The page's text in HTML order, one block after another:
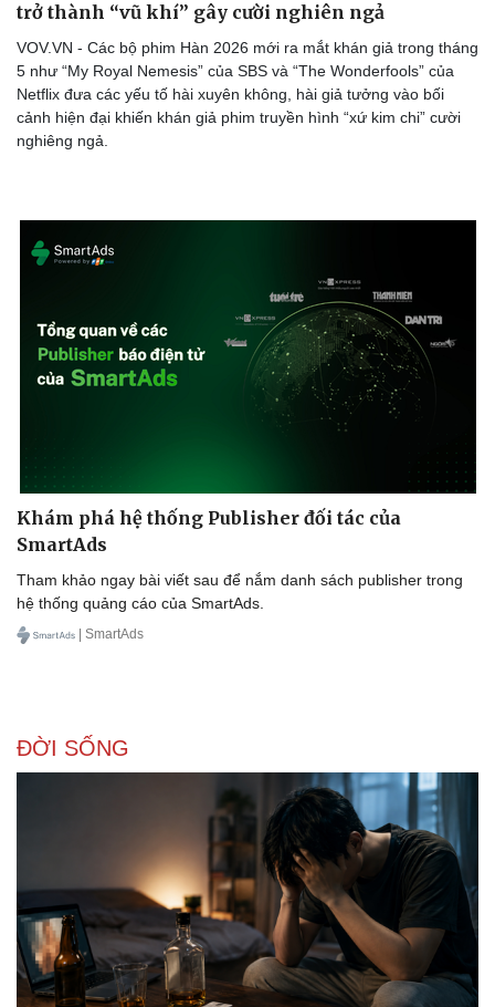
trở thành “vũ khí” gây cười nghiên ngả
VOV.VN - Các bộ phim Hàn 2026 mới ra mắt khán giả trong tháng
5 như “My Royal Nemesis” của SBS và “The Wonderfools” của
Netflix đưa các yếu tố hài xuyên không, hài giả tưởng vào bối
cảnh hiện đại khiến khán giả phim truyền hình “xứ kim chi” cười
nghiêng ngả.
Khám phá hệ thống Publisher đối tác của
SmartAds
Tham khảo ngay bài viết sau để nắm danh sách publisher trong
hệ thống quảng cáo của SmartAds.
| SmartAds
ĐỜI SỐNG